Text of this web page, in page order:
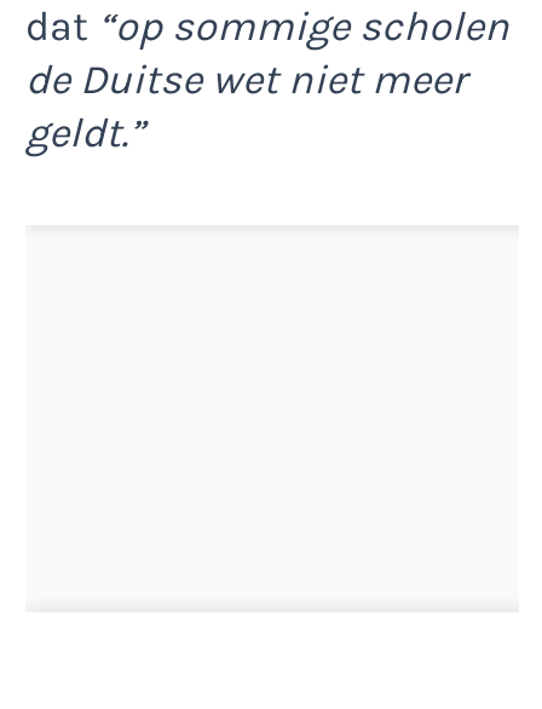
dat “op sommige scholen
de Duitse wet niet meer
geldt.”